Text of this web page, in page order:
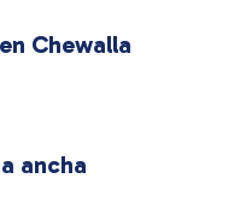
Chewalla
ancha